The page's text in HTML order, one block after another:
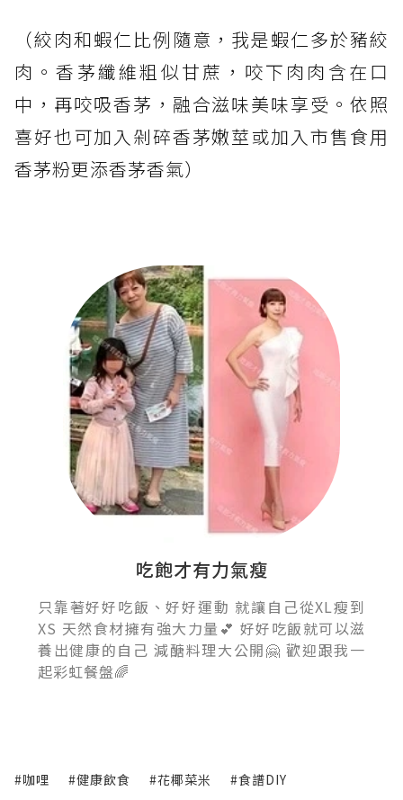
（絞肉和蝦仁比例隨意，我是蝦仁多於豬絞
肉。香茅纖維粗似甘蔗，咬下肉肉含在口
中，再咬吸香茅，融合滋味美味享受。依照
喜好也可加入剁碎香茅嫩莖或加入市售食用
香茅粉更添香茅香氣）
吃飽才有力氣瘦
只靠著好好吃飯、好好運動 就讓自己從XL瘦到
XS 天然食材擁有強大力量💕 好好吃飯就可以滋
養出健康的自己 減醣料理大公開🤗 歡迎跟我一
起彩虹餐盤🌈
#咖哩 #健康飲食 #花椰菜米 #食譜DIY